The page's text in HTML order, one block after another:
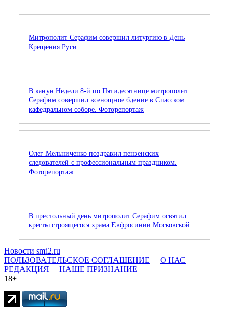
Митрополит Серафим совершил литургию в День
Крещения Руси
В канун Недели 8-й по Пятидесятнице митрополит
Серафим совершил всенощное бдение в Спасском
кафедральном соборе. Фоторепортаж
Олег Мельниченко поздравил пензенских
следователей с профессиональным праздником.
Фоторепортаж
В престольный день митрополит Серафим освятил
кресты строящегося храма Евфросинии Московской
Новости smi2.ru
ПОЛЬЗОВАТЕЛЬСКОЕ СОГЛАШЕНИЕ
О НАС
РЕДАКЦИЯ
НАШЕ ПРИЗНАНИЕ
18+